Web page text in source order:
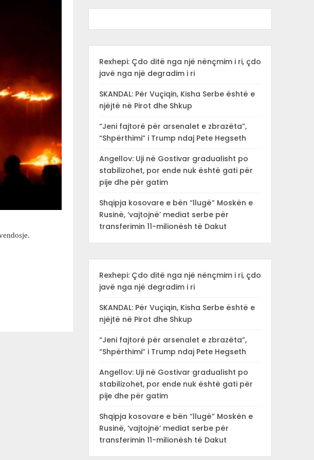
Rexhepi: Çdo ditë nga një nënçmim i ri, çdo
javë nga një degradim i ri
SKANDAL: Për Vuçiqin, Kisha Serbe është e
njëjtë në Pirot dhe Shkup
“Jeni fajtorë për arsenalet e zbrazëta”,
“Shpërthimi” i Trump ndaj Pete Hegseth
Angellov: Uji në Gostivar gradualisht po
stabilizohet, por ende nuk është gati për
pije dhe për gatim
Shqipja kosovare e bën “llugë” Moskën e
Rusinë, ‘vajtojnë’ mediat serbe për
transferimin 11-milionësh të Dakut
Rexhepi: Çdo ditë nga një nënçmim i ri, çdo
javë nga një degradim i ri
SKANDAL: Për Vuçiqin, Kisha Serbe është e
njëjtë në Pirot dhe Shkup
“Jeni fajtorë për arsenalet e zbrazëta”,
“Shpërthimi” i Trump ndaj Pete Hegseth
Angellov: Uji në Gostivar gradualisht po
stabilizohet, por ende nuk është gati për
pije dhe për gatim
Shqipja kosovare e bën “llugë” Moskën e
Rusinë, ‘vajtojnë’ mediat serbe për
transferimin 11-milionësh të Dakut